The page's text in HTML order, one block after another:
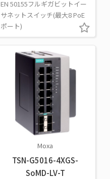
EN 50155フルギガビットイー
サネットスイッチ(最大8 PoE
ポート)
Moxa
TSN-G5016-4XGS-
SoMD-LV-T